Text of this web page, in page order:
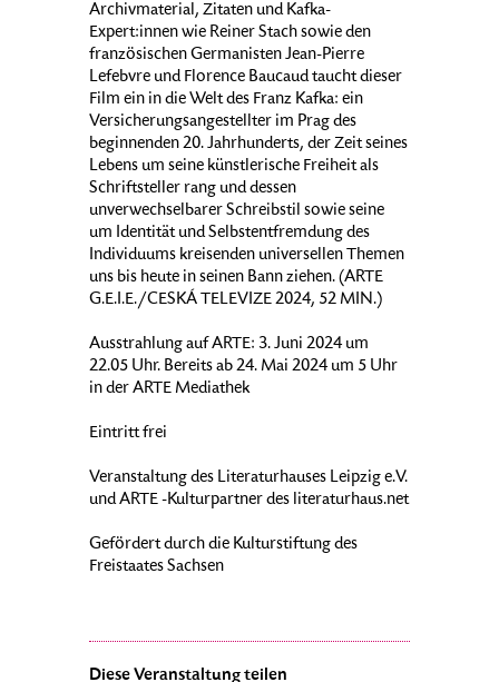
Archivmaterial, Zitaten und Kafka-
Expert:innen wie Reiner Stach sowie den
französischen Germanisten Jean-Pierre
Lefebvre und Florence Baucaud taucht dieser
Film ein in die Welt des Franz Kafka: ein
Versicherungsangestellter im Prag des
beginnenden 20. Jahrhunderts, der Zeit seines
Lebens um seine künstlerische Freiheit als
Schriftsteller rang und dessen
unverwechselbarer Schreibstil sowie seine
um Identität und Selbstentfremdung des
Individuums kreisenden universellen Themen
uns bis heute in seinen Bann ziehen. (ARTE
G.E.I.E./CESKÁ TELEVIZE 2024, 52 MIN.)
Ausstrahlung auf ARTE: 3. Juni 2024 um
22.05 Uhr. Bereits ab 24. Mai 2024 um 5 Uhr
in der ARTE Mediathek
Eintritt frei
Veranstaltung des Literaturhauses Leipzig e.V.
und ARTE -Kulturpartner des literaturhaus.net
Gefördert durch die Kulturstiftung des
Freistaates Sachsen
Diese Veranstaltung teilen